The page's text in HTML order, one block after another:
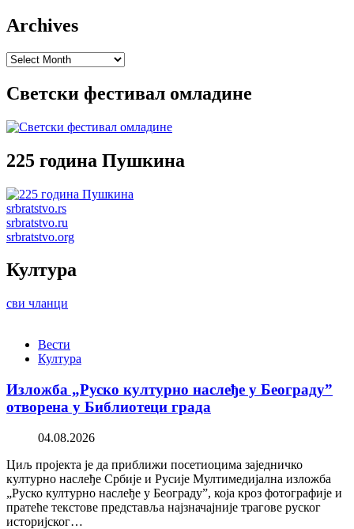
Archives
Archives
Светски фестивал омладине
225 година Пушкина
srbratstvo.rs
srbratstvo.ru
srbratstvo.org
Култура
сви чланци
Вести
Култура
Изложба „Руско културно наслеђе у Београду”
отворена у Библиотеци града
04.08.2026
Циљ пројекта је да приближи посетиоцима заједничко
културно наслеђе Србије и Русије Мултимедијална изложба
„Руско културно наслеђе у Београду”, која кроз фотографије и
пратеће текстове представља најзначајније трагове руског
историјског…